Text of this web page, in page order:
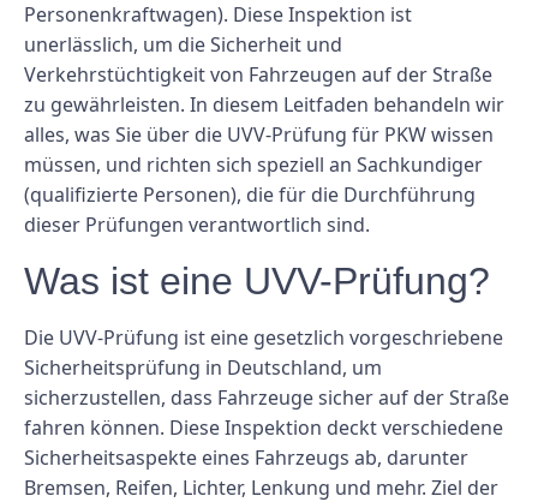
Personenkraftwagen). Diese Inspektion ist
unerlässlich, um die Sicherheit und
Verkehrstüchtigkeit von Fahrzeugen auf der Straße
zu gewährleisten. In diesem Leitfaden behandeln wir
alles, was Sie über die UVV-Prüfung für PKW wissen
müssen, und richten sich speziell an Sachkundiger
(qualifizierte Personen), die für die Durchführung
dieser Prüfungen verantwortlich sind.
Was ist eine UVV-Prüfung?
Die UVV-Prüfung ist eine gesetzlich vorgeschriebene
Sicherheitsprüfung in Deutschland, um
sicherzustellen, dass Fahrzeuge sicher auf der Straße
fahren können. Diese Inspektion deckt verschiedene
Sicherheitsaspekte eines Fahrzeugs ab, darunter
Bremsen, Reifen, Lichter, Lenkung und mehr. Ziel der